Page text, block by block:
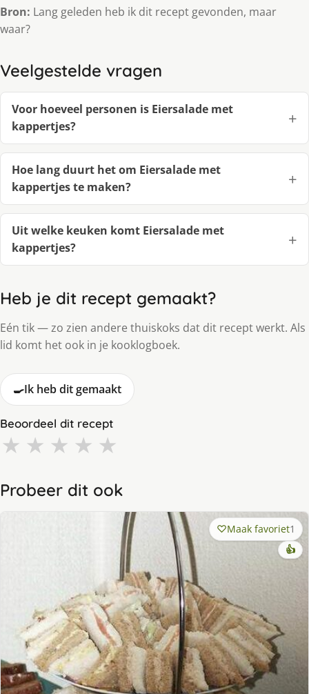
Bron: Lang geleden heb ik dit recept gevonden, maar
waar?
Veelgestelde vragen
Voor hoeveel personen is Eiersalade met
kappertjes?
Hoe lang duurt het om Eiersalade met
kappertjes te maken?
Uit welke keuken komt Eiersalade met
kappertjes?
Heb je dit recept gemaakt?
Eén tik — zo zien andere thuiskoks dat dit recept werkt. Als
lid komt het ook in je kooklogboek.
🍳Ik heb dit gemaakt
Beoordeel dit recept
★ ★ ★ ★ ★
Probeer dit ook
Maak favoriet1
👍